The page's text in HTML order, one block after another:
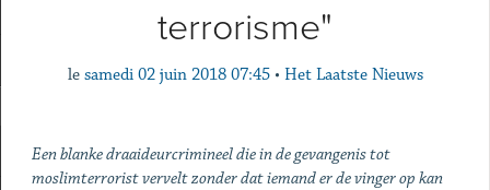
terrorisme"
le samedi 02 juin 2018 07:45 • Het Laatste Nieuws
Een blanke draaideurcrimineel die in de gevangenis tot
moslimterrorist vervelt zonder dat iemand er de vinger op kan